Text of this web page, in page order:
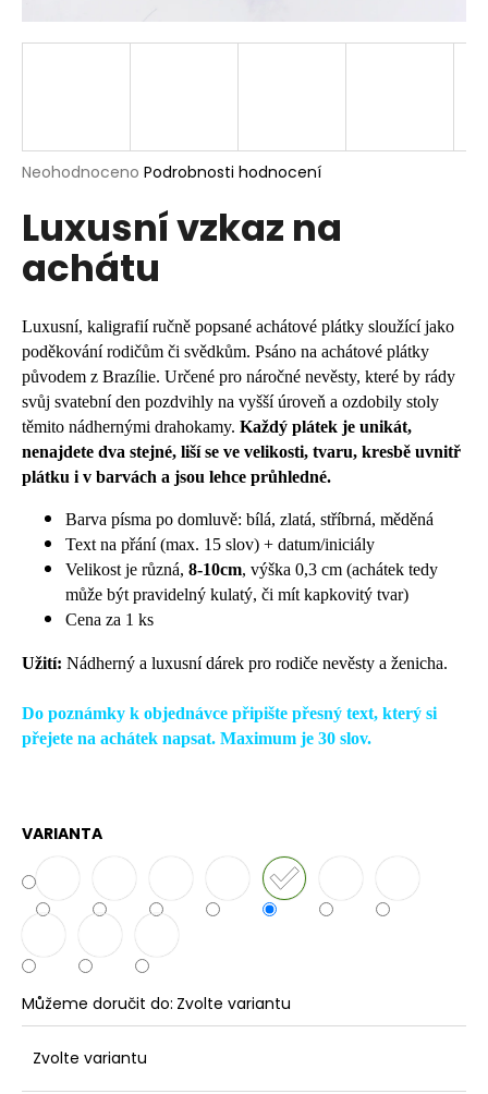
Průměrné
produktu
je
z
hvězdiček.
Neohodnoceno Podrobnosti hodnocení
Luxusní vzkaz na
achátu
Luxusní, kaligrafií ručně popsané achátové plátky sloužící jako
poděkování rodičům či svědkům. Psáno na achátové plátky
původem z Brazílie. Určené pro náročné nevěsty, které by rády
svůj svatební den pozdvihly na vyšší úroveň a ozdobily stoly
těmito nádhernými drahokamy. Každý plátek je unikát,
nenajdete dva stejné, liší se ve velikosti, tvaru, kresbě uvnitř
plátku i v barvách a jsou lehce průhledné.
Barva písma po domluvě: bílá, zlatá, stříbrná, měděná
Text na přání (max. 15 slov) + datum/iniciály
Velikost je různá, 8-10cm, výška 0,3 cm (achátek tedy
může být pravidelný kulatý, či mít kapkovitý tvar)
Cena za 1 ks
Užití: Nádherný a luxusní dárek pro rodiče nevěsty a ženicha.
Do poznámky k objednávce připište přesný text, který si
přejete na achátek napsat. Maximum je 30 slov.
VARIANTA
Můžeme doručit do: Zvolte variantu
Zvolte variantu
a
j
?
D
o
p
o
r
u
č